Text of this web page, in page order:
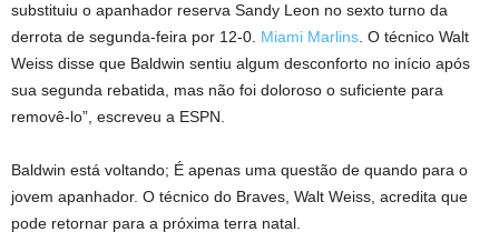
substituiu o apanhador reserva Sandy Leon no sexto turno da
derrota de segunda-feira por 12-0. Miami Marlins . O técnico Walt
Weiss disse que Baldwin sentiu algum desconforto no início após
sua segunda rebatida, mas não foi doloroso o suficiente para
removê-lo”, escreveu a ESPN.
Baldwin está voltando; É apenas uma questão de quando para o
jovem apanhador. O técnico do Braves, Walt Weiss, acredita que
pode retornar para a próxima terra natal.